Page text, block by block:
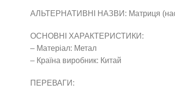
АЛЬТЕРНАТИВНІ НАЗВИ: Матриця
ОСНОВНІ ХАРАКТЕРИСТИКИ:
– Матеріал: Метал
– Країна виробник: Китай
ПЕРЕВАГИ: